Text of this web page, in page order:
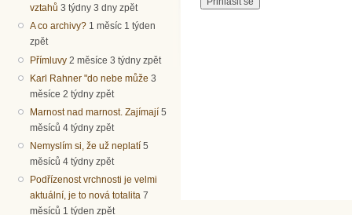
vztahů 3 týdny 3 dny zpět
A co archivy? 1 měsíc 1 týden
zpět
Přímluvy 2 měsíce 3 týdny zpět
Karl Rahner "do nebe může 3
měsíce 2 týdny zpět
Marnost nad marnost. Zajímají 5
měsíců 4 týdny zpět
Nemyslím si, že už neplatí 5
měsíců 4 týdny zpět
Podřízenost vrchnosti je velmi
aktuální, je to nová totalita 7
měsíců 1 týden zpět